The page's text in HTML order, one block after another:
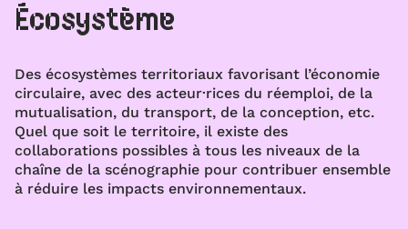
Écosystème
Des écosystèmes territoriaux favorisant l’économie
circulaire, avec des acteur·rices du réemploi, de la
mutualisation, du transport, de la conception, etc.
Quel que soit le territoire, il existe des
collaborations possibles à tous les niveaux de la
chaîne de la scénographie pour contribuer ensemble
à réduire les impacts environnementaux.